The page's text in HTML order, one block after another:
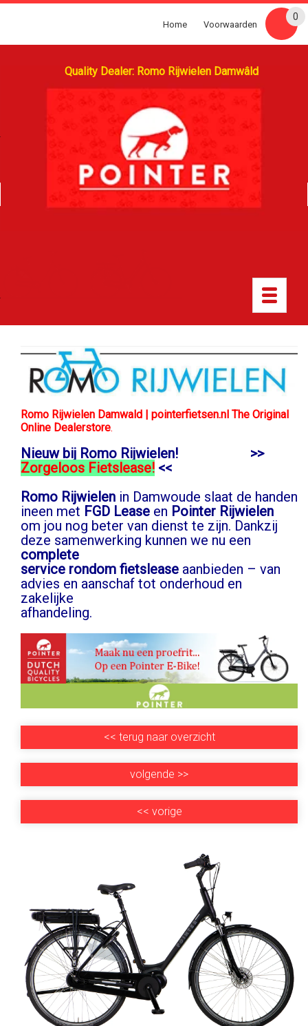
Quality Dealer: Romo Rijwielen Damwâld
Home Voorwaarden
0
Toggle
Romo Rijwielen Damwald | pointerfietsen.nl The Original
Online Dealerstore.
Nieuw bij Romo Rijwielen! >>
Zorgeloos Fietslease! <<
Romo Rijwielen in Damwoude slaat de handen
ineen met FGD Lease en Pointer Rijwielen
om jou nog beter van dienst te zijn. Dankzij
deze samenwerking kunnen we nu een
complete
service rondom fietslease aanbieden – van
advies en aanschaf tot onderhoud en
zakelijke
afhandeling.
<< terug naar overzicht
volgende >>
<< vorige